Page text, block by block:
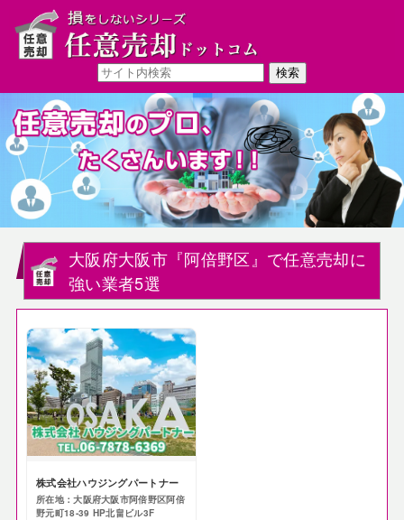
大阪府大阪市『阿倍野区』で任意売却に
強い業者5選
株式会社ハウジングパートナー
所在地：大阪府大阪市阿倍野区阿倍
野元町18-39 HP北畠ビル3F